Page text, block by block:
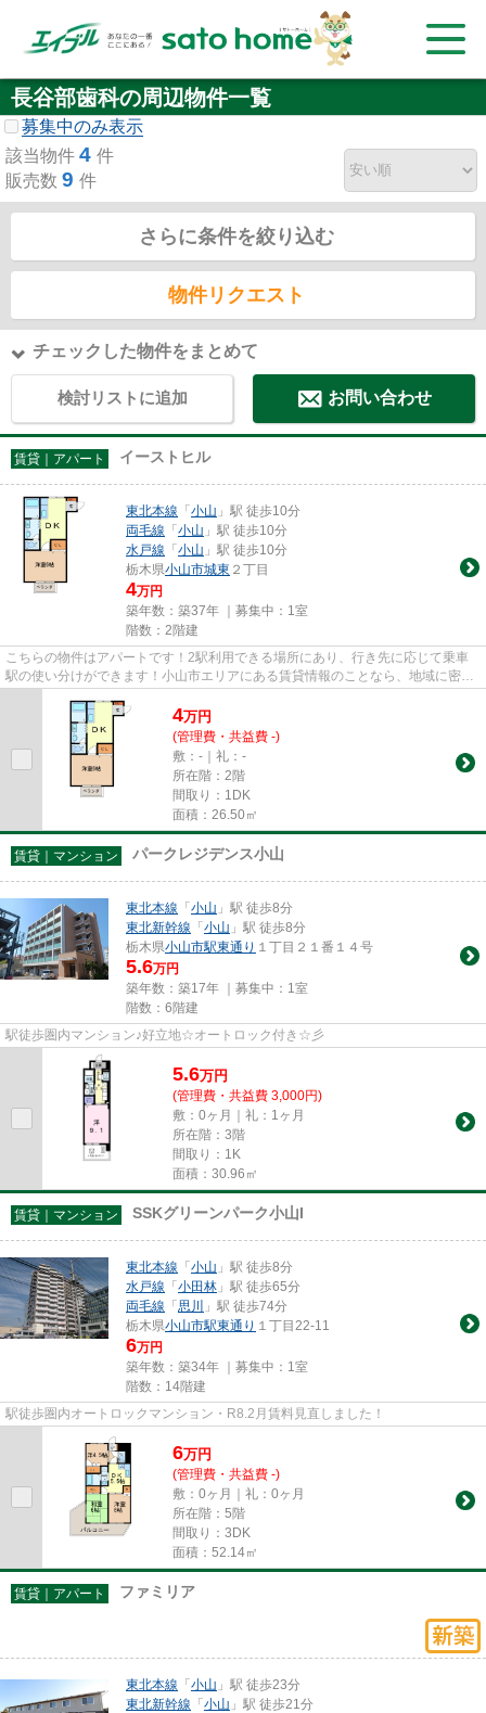
長谷部歯科の周辺物件一覧
募集中のみ表示
該当物件 4 件
販売数 9 件
さらに条件を絞り込む
物件リクエスト
チェックした物件をまとめて
検討リストに追加 お問い合わせ
賃貸｜アパート イーストヒル
東北本線 「小山 」駅 徒歩10分
両毛線 「小山 」駅 徒歩10分
水戸線 「小山 」駅 徒歩10分
栃木県小山市城東 ２丁目
4万円
築年数：築37年 ｜募集中： 1室
階数：2階建
こちらの物件はアパートです！2駅利用できる場所にあり、行き先に応じて乗車
駅の使い分けができます！小山市エリアにある賃貸情報のことなら、地域に密着
した当社へお任せください！当...
4万円
(管理費・共益費 -)
敷：-｜礼：-
所在階：2階
間取り：1DK
面積：26.50㎡
賃貸｜マンション パークレジデンス小山
東北本線 「小山 」駅 徒歩8分
東北新幹線 「小山 」駅 徒歩8分
栃木県小山市駅東通り １丁目２１番１４号
5.6万円
築年数：築17年 ｜募集中： 1室
階数：6階建
駅徒歩圏内マンション♪好立地☆オートロック付き☆彡
5.6万円
(管理費・共益費 3,000円)
敷：0ヶ月｜礼：1ヶ月
所在階：3階
間取り：1K
面積：30.96㎡
賃貸｜マンション SSKグリーンパーク小山I
東北本線 「小山 」駅 徒歩8分
水戸線 「小田林 」駅 徒歩65分
両毛線 「思川
」駅 徒歩74分
栃木県小山市駅東通り １丁目22-11
6万円
築年数：築34年 ｜募集中： 1室
階数：14階建
駅徒歩圏内オートロックマンション・R8.2月賃料見直しました！
6万円
(管理費・共益費 -)
敷：0ヶ月｜礼：0ヶ月
所在階：5階
間取り：3DK
面積：52.14㎡
賃貸｜アパート ファミリア
東北本線 「小山 」駅 徒歩23分
東北新幹線 「小山 」駅 徒歩21分